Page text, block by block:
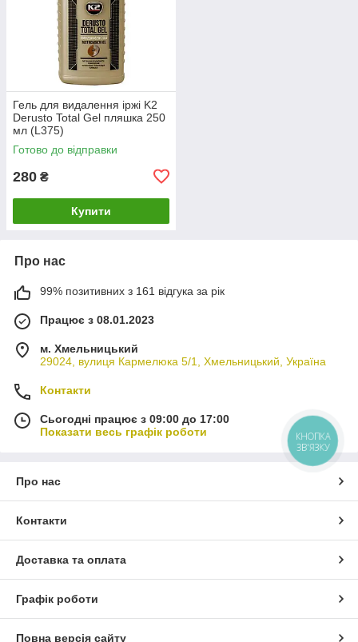
Гель для видалення іржі K2
Derusto Total Gel пляшка 250
мл (L375)
Готово до відправки
280 ₴
Купити
Про нас
99% позитивних з 161 відгука за рік
Працює з 08.01.2023
м. Хмельницький
29024, вулиця Кармелюка 5/1, Хмельницький, Україна
Контакти
Сьогодні працює з 09:00 до 17:00
Показати весь графік роботи
Про нас
Контакти
Доставка та оплата
Графік роботи
Повна версія сайту
КНОПКА
ЗВ'ЯЗКУ